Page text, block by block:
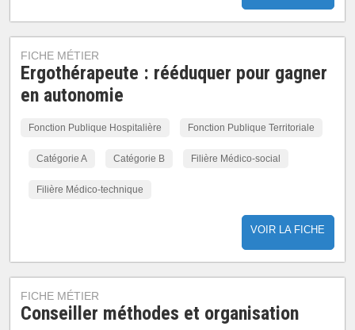
FICHE MÉTIER
Ergothérapeute : rééduquer pour gagner
en autonomie
Fonction Publique Hospitalière Fonction Publique Territoriale
Catégorie A Catégorie B Filière Médico-social
Filière Médico-technique
VOIR LA FICHE
FICHE MÉTIER
Conseiller méthodes et organisation